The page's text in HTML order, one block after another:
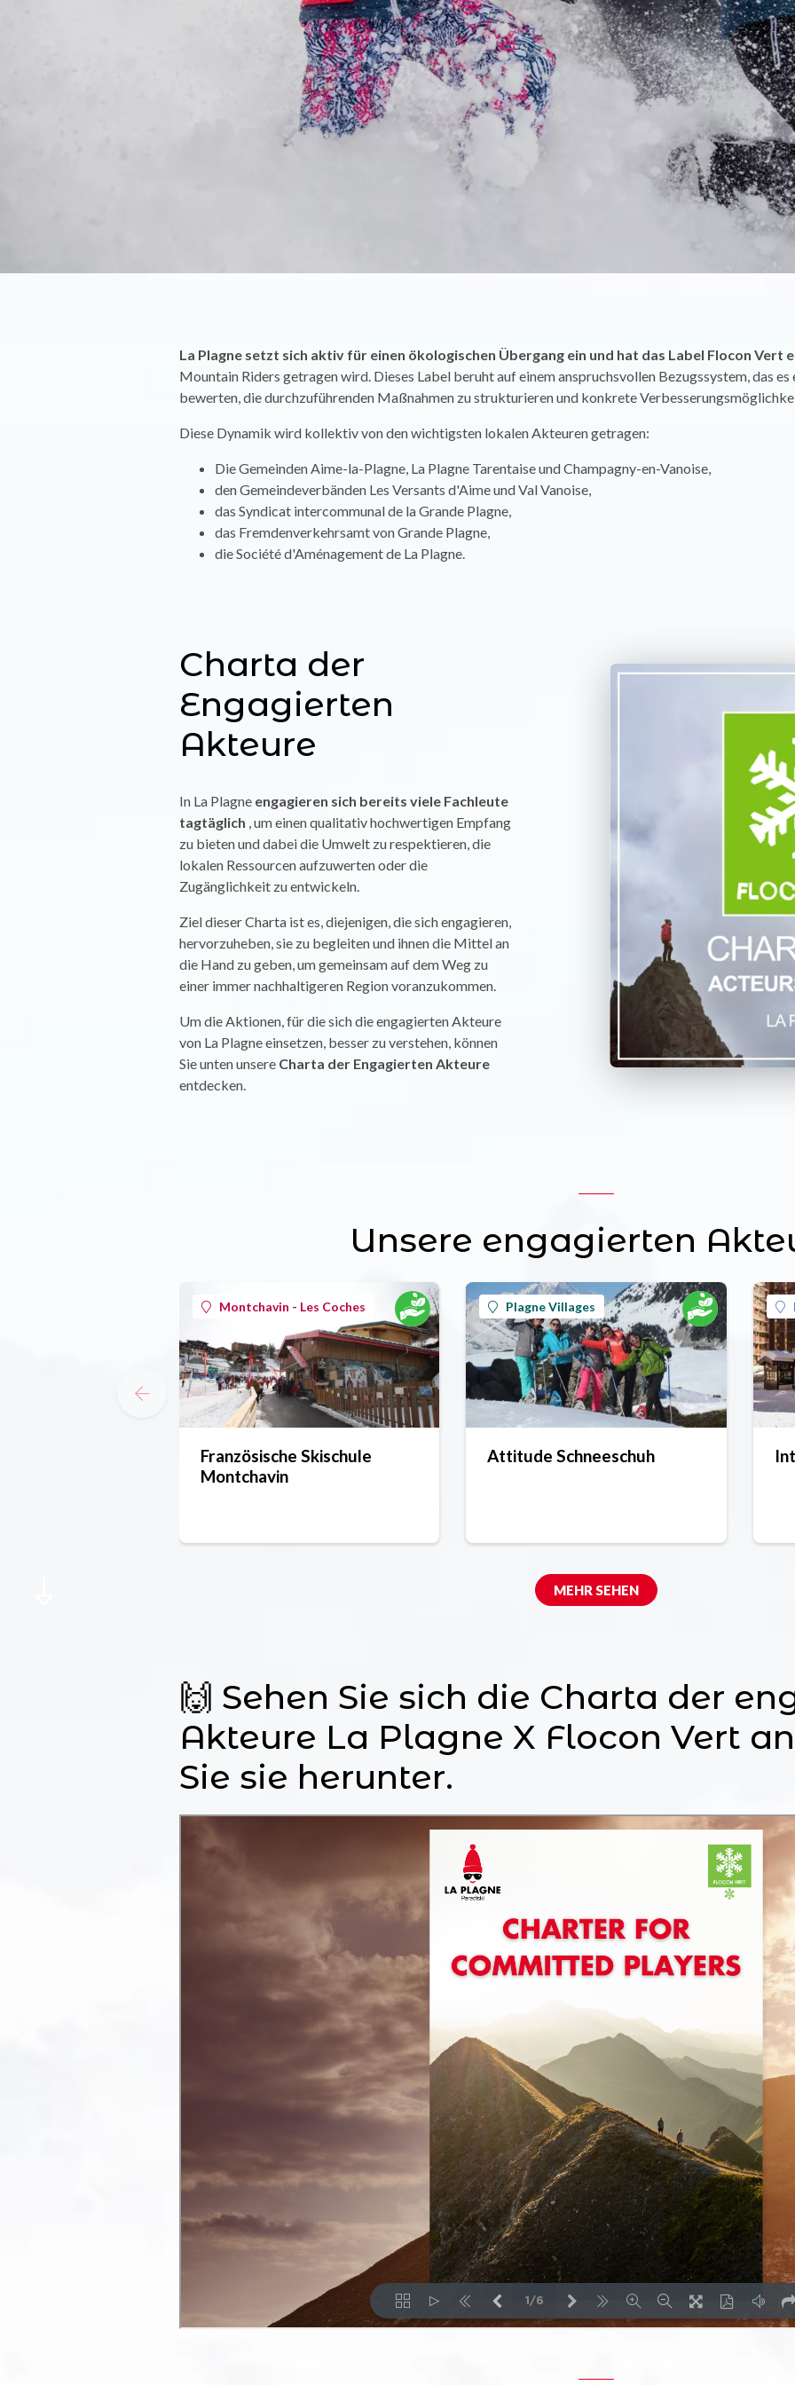
La Plagne setzt sich aktiv für einen ökologischen Übergang ein und hat das Label Flocon Vert
Mountain Riders getragen wird. Dieses Label beruht auf einem anspruchsvollen Bezugssystem, das
bewerten, die durchzuführenden Maßnahmen zu strukturieren und konkrete
Diese Dynamik wird kollektiv von den wichtigsten lokalen Akteuren getragen:
Die Gemeinden Aime-la-Plagne, La Plagne Tarentaise und Champagny-en-Vanoise,
den Gemeindeverbänden Les Versants d'Aime und Val Vanoise,
das Syndicat intercommunal de la Grande Plagne,
das Fremdenverkehrsamt von Grande Plagne,
die Société d'Aménagement de La Plagne.
Charta der
Engagierten
Akteure
In La Plagne engagieren sich bereits viele Fachleute
tagtäglich , um einen qualitativ hochwertigen Empfang
zu bieten und dabei die Umwelt zu respektieren, die
lokalen Ressourcen aufzuwerten oder die
Zugänglichkeit zu entwickeln.
Ziel dieser Charta ist es, diejenigen, die sich engagieren,
hervorzuheben, sie zu begleiten und ihnen die Mittel an
die Hand zu geben, um gemeinsam auf dem Weg zu
einer immer nachhaltigeren Region voranzukommen.
Um die Aktionen, für die sich die engagierten Akteure
von La Plagne einsetzen, besser zu verstehen, können
Sie unten unsere Charta der Engagierten Akteure
entdecken.
Unsere engagierten
Montchavin - Les Coches
Französische Skischule
Montchavin
Plagne Villages
Attitude Schneeschuh
MEHR SEHEN
🙌 Sehen Sie sich die Charta der
Akteure La Plagne X Flocon Vert
Sie sie herunter.